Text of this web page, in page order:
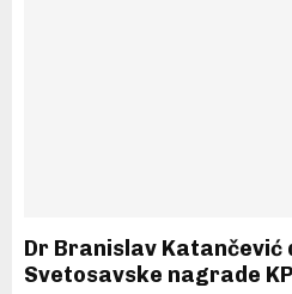
Dr Branislav Katančević
Svetosavske nagrade